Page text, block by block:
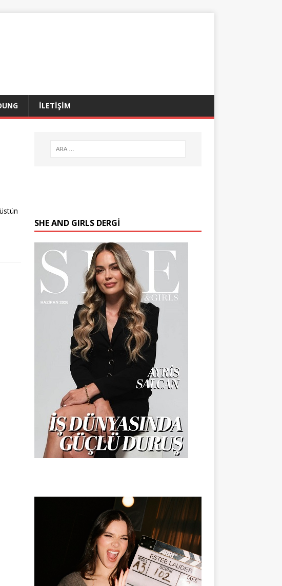
İLETİŞİM
SHE AND GIRLS DERGİ